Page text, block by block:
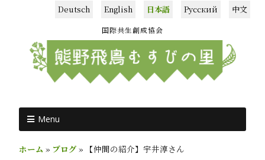
Deutsch English 日本語 Русский 中文
国際共生創成協会
Menu
ホーム » ブログ » 【仲間の紹介】宇井淳さん